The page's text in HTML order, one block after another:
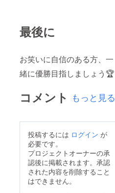
最後に
お笑いに自信のある方、一
緒に優勝目指しましょう🏆
コメント もっと見る
投稿するには ログイン が
必要です。
プロジェクトオーナーの承
認後に掲載されます。承認
された内容を削除すること
はできません。